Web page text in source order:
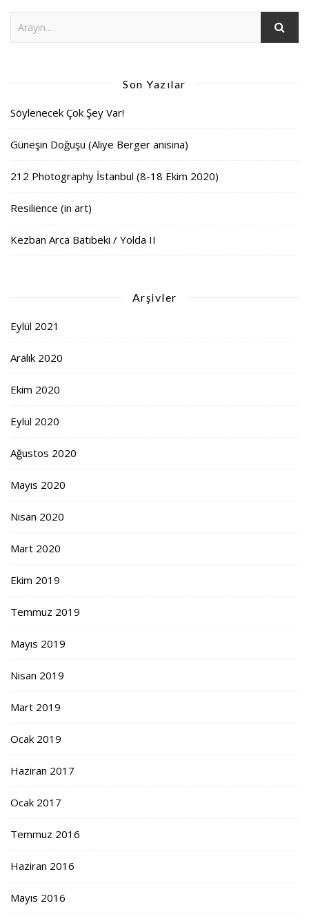
Son Yazılar
Söylenecek Çok Şey Var!
Güneşin Doğuşu (Aliye Berger anısına)
212 Photography İstanbul (8-18 Ekim 2020)
Resilience (in art)
Kezban Arca Batıbeki / Yolda II
Arşivler
Eylül 2021
Aralık 2020
Ekim 2020
Eylül 2020
Ağustos 2020
Mayıs 2020
Nisan 2020
Mart 2020
Ekim 2019
Temmuz 2019
Mayıs 2019
Nisan 2019
Mart 2019
Ocak 2019
Haziran 2017
Ocak 2017
Temmuz 2016
Haziran 2016
Mayıs 2016